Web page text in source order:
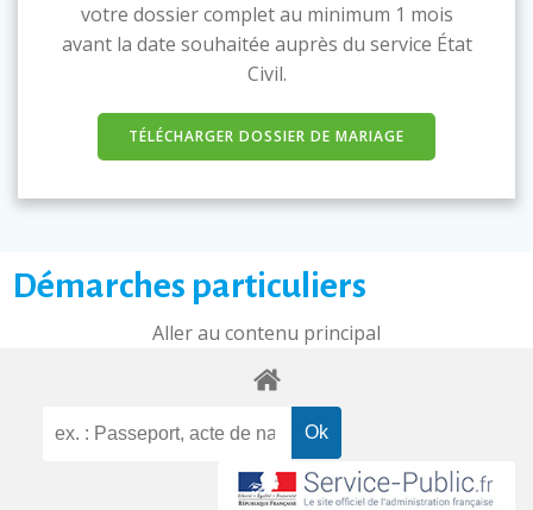
votre dossier complet au minimum 1 mois
avant la date souhaitée auprès du service État
Civil.
TÉLÉCHARGER DOSSIER DE MARIAGE
Démarches particuliers
Aller au contenu principal